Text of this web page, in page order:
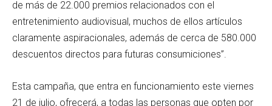
de más de 22.000 premios relacionados con el
entretenimiento audiovisual, muchos de ellos artículos
claramente aspiracionales, además de cerca de 580.000
descuentos directos para futuras consumiciones”.
Esta campaña, que entra en funcionamiento este viernes
21 de julio, ofrecerá, a todas las personas que opten por